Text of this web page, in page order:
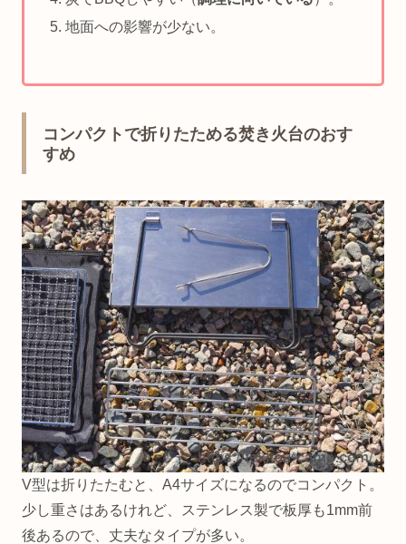
地面への影響が少ない。
コンパクトで折りたためる焚き火台のおす
すめ
V型は折りたたむと、A4サイズになるのでコンパクト。
少し重さはあるけれど、ステンレス製で板厚も1mm前
後あるので、丈夫なタイプが多い。